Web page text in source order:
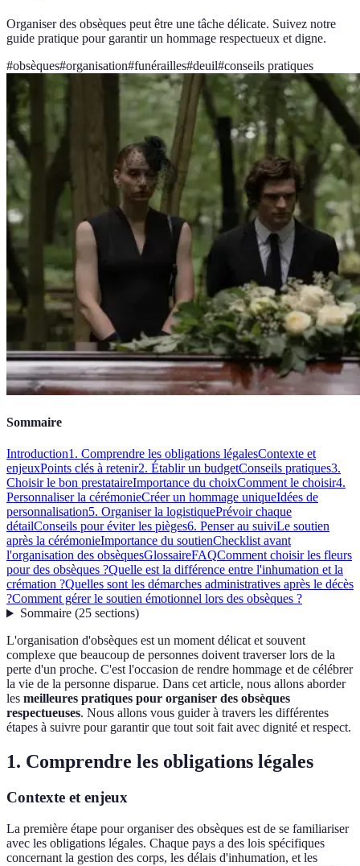
Organiser des obsèques peut être une tâche délicate. Suivez notre
guide pratique pour garantir un hommage respectueux et digne.
#obsèques#organisation#funérailles#deuil#conseils pratiques
Sommaire
Introduction1. Comprendre les obligations légalesContexte et
enjeuxPoints clés à retenir2. Établir un budgetConseils pratiques3.
Choisir le bon prestataireImportance du choixComment le choisir4.
Personnaliser la cérémonieCréer un hommage uniqueIdées de
personnalisation5. Organiser la logistiquePrévoir chaque
détailConseils pour éviter les pièges6. Penser au suiviLe soutien
après la cérémonieImportance du soutienChecklist avant
l'organisation des obsèquesGlossaireFAQComment choisir les fleurs
pour des obsèques ?Quelle est la différence entre l'inhumation et la
crémation ?Quelles sont les démarches administratives après le décès
?Comment gérer le soutien émotionnel lors des obsèques ?
Sommaire(25 sections)
L'organisation d'obsèques est un moment délicat et souvent
complexe que beaucoup de personnes doivent traverser lors de la
perte d'un proche. C'est l'occasion de rendre hommage et de célébrer
la vie de la personne disparue. Dans cet article, nous allons aborder
les meilleures pratiques pour organiser des obsèques
respectueuses. Nous allons vous guider à travers les différentes
étapes à suivre pour garantir que tout soit fait avec dignité et respect.
1. Comprendre les obligations légales
Contexte et enjeux
La première étape pour organiser des obsèques est de se familiariser
avec les obligations légales. Chaque pays a des lois spécifiques
concernant la gestion des corps, les délais d'inhumation, et les